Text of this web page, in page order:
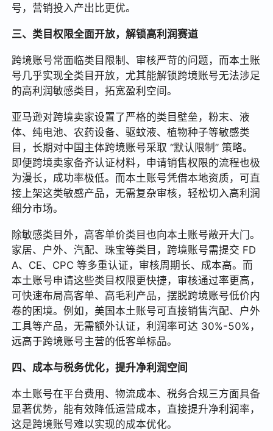
号，营销投入产出比更优。
三、类目权限全面开放，解锁高利润赛道
跨境账号常面临类目限制、审核严苛的问题，而本土账
号几乎实现全类目开放，尤其能解锁跨境账号无法涉足
的高利润敏感类目，拓宽盈利空间。
亚马逊对跨境卖家设置了严格的类目壁垒，粉末、液
体、纯电池、农药设备、驱蚊液、植物种子等敏感类
目，长期对中国主体跨境账号采取 “默认限制” 策略。
即便跨境卖家备齐认证材料，申请销售权限的流程也极
为漫长，成功率极低。而本土账号凭借本地资质，可直
接上架这类敏感产品，无需复杂审核，轻松切入高利润
细分市场。
除敏感类目外，高客单价类目也向本土账号敞开大门。
家居、户外、汽配、珠宝等类目，跨境账号需提交 FD
A、CE、CPC 等多重认证，审核周期长、成本高。而
本土账号申请这些类目权限更快捷，审核通过率更高，
可快速布局高客单、高毛利产品，摆脱跨境账号低价内
卷的困境。例如，美国本土账号可直接销售汽配、户外
工具等产品，无需额外认证，利润率可达 30%-50%，
远高于跨境账号主营的低客单标品。
四、成本与税务优化，提升净利润空间
本土账号在平台费用、物流成本、税务合规三方面具备
显著优势，能有效降低运营成本，直接提升净利润率，
这是跨境账号难以实现的成本优化。